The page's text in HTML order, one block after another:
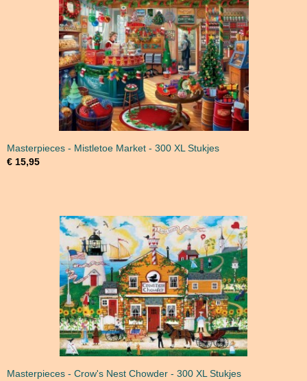
Masterpieces - Mistletoe Market - 300 XL Stukjes
€ 15,95
Masterpieces - Crow's Nest Chowder - 300 XL Stukjes